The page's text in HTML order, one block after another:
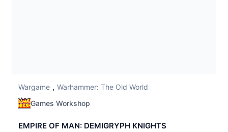
Wargame , Warhammer: The Old World
Games Workshop
EMPIRE OF MAN: DEMIGRYPH KNIGHTS